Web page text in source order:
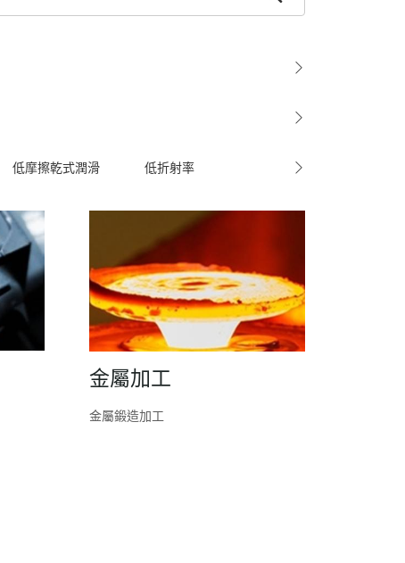
低摩擦乾式潤滑 低折射率
金屬加工
金屬鍛造加工